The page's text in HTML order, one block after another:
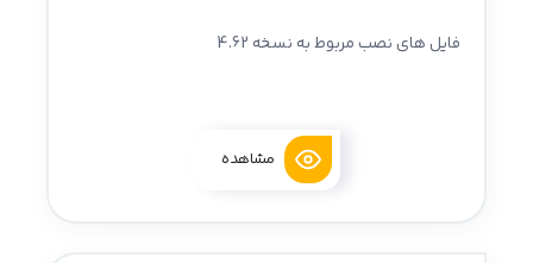
فایل های نصب مربوط به نسخه 4.62
مشاهده